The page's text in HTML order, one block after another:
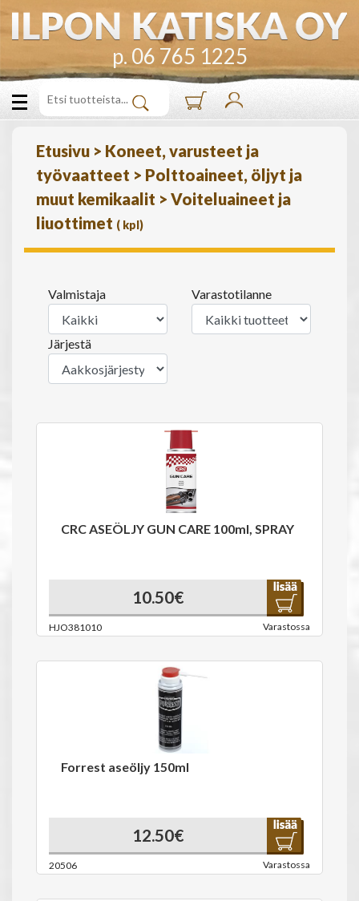
p. 06 765 1225
Etusivu > Koneet, varusteet ja
työvaatteet > Polttoaineet, öljyt ja
muut kemikaalit > Voiteluaineet ja
liuottimet ( kpl)
Valmistaja Varastotilanne
Järjestä
CRC ASEÖLJY GUN CARE 100ml, SPRAY
10.50€
HJO381010 Varastossa
Forrest aseöljy 150ml
12.50€
20506 Varastossa